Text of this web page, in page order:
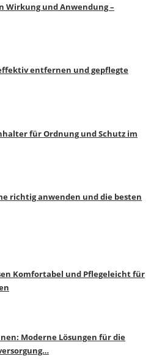
Wirkung und Anwendung –
entfernen und gepflegte
für Ordnung und Schutz im
richtig anwenden und die besten
Komfortabel und Pflegeleicht für
Moderne Lösungen für die